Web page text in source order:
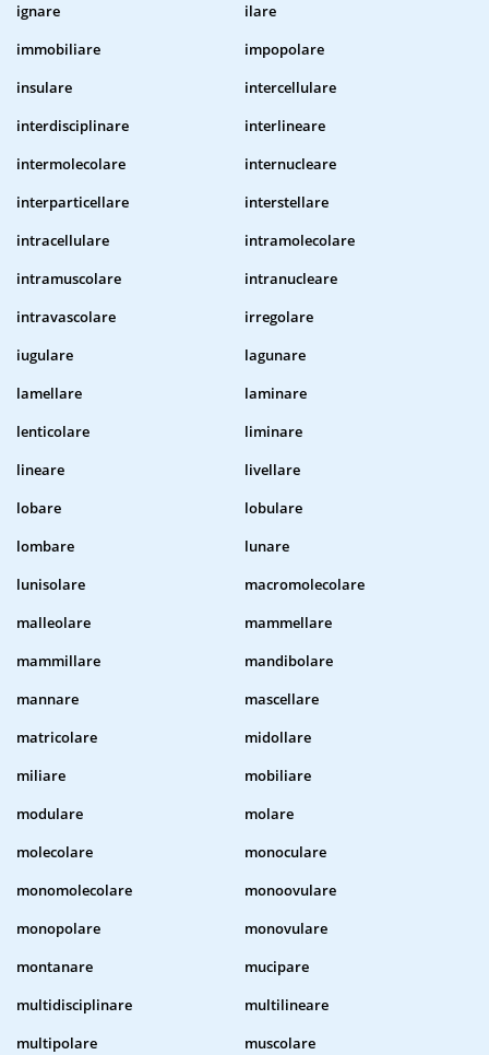
ignare
ilare
immobiliare
impopolare
insulare
intercellulare
interdisciplinare
interlineare
intermolecolare
internucleare
interparticellare
interstellare
intracellulare
intramolecolare
intramuscolare
intranucleare
intravascolare
irregolare
iugulare
lagunare
lamellare
laminare
lenticolare
liminare
lineare
livellare
lobare
lobulare
lombare
lunare
lunisolare
macromolecolare
malleolare
mammellare
mammillare
mandibolare
mannare
mascellare
matricolare
midollare
miliare
mobiliare
modulare
molare
molecolare
monoculare
monomolecolare
monoovulare
monopolare
monovulare
montanare
mucipare
multidisciplinare
multilineare
multipolare
muscolare